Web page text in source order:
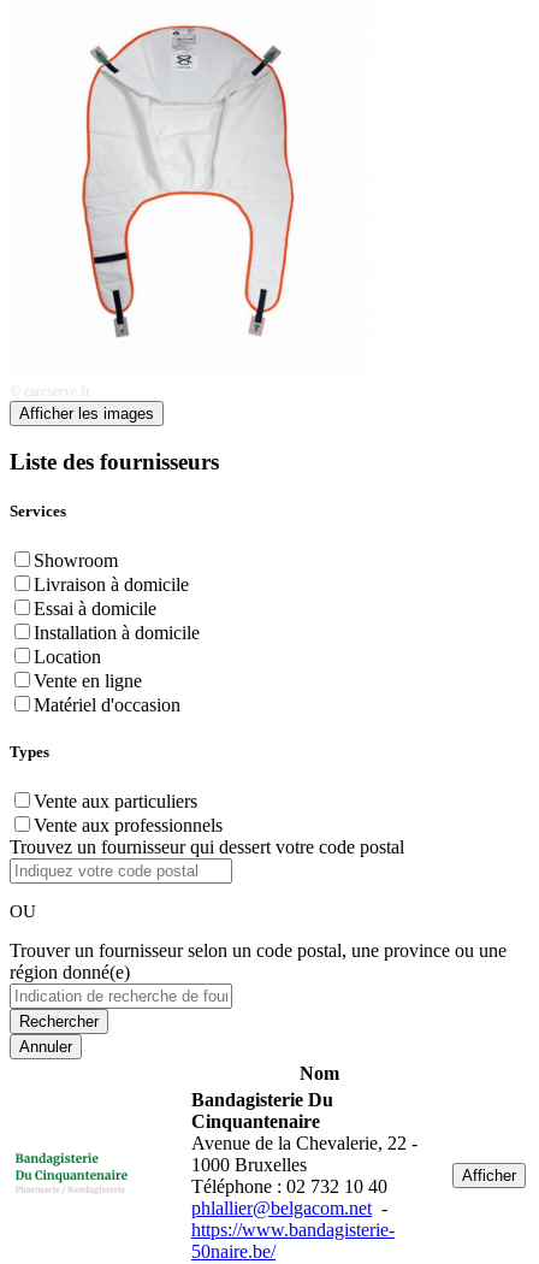
© careserve.fr
Afficher les images
Liste des fournisseurs
Services
Showroom
Livraison à domicile
Essai à domicile
Installation à domicile
Location
Vente en ligne
Matériel d'occasion
Types
Vente aux particuliers
Vente aux professionnels
Trouvez un fournisseur qui dessert votre code postal
OU
Trouver un fournisseur selon un code postal, une province ou une
région donné(e)
Annuler
Nom
Bandagisterie Du
Cinquantenaire
Avenue de la Chevalerie, 22 -
1000 Bruxelles
Téléphone : 02 732 10 40
phlallier@belgacom.net -
https://www.bandagisterie-
50naire.be/
Afficher